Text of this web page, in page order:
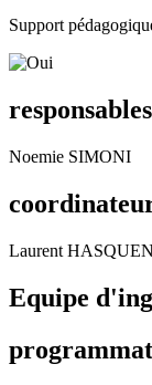
Support
responsables
Noemie SIMONI
Laurent
Equipe